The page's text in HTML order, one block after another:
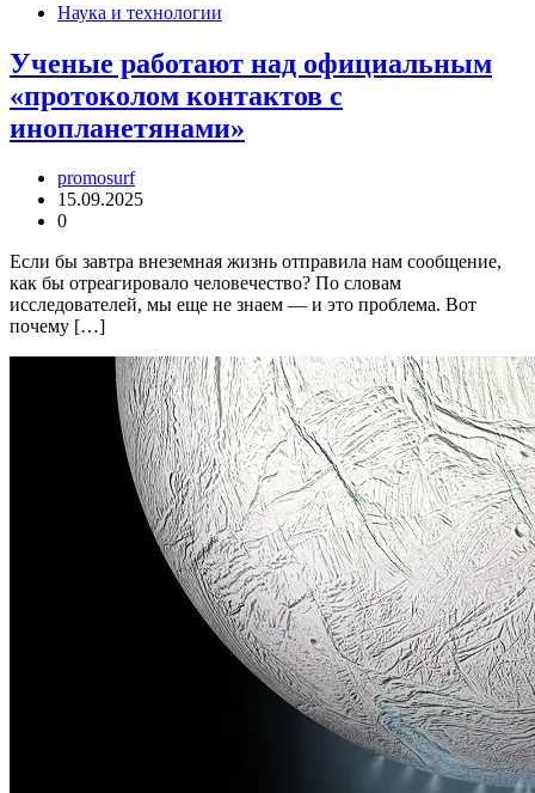
Наука и технологии
Ученые работают над официальным
«протоколом контактов с
инопланетянами»
promosurf
15.09.2025
0
Если бы завтра внеземная жизнь отправила нам сообщение,
как бы отреагировало человечество? По словам
исследователей, мы еще не знаем — и это проблема. Вот
почему […]